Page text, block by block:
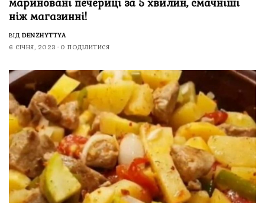
мариновані печериці за 5 хвилин, смачніші
ніж магазинні!
ВІД DENZHYTTYA
6 СІЧНЯ, 2023
0 ПОДІЛИТИСЯ